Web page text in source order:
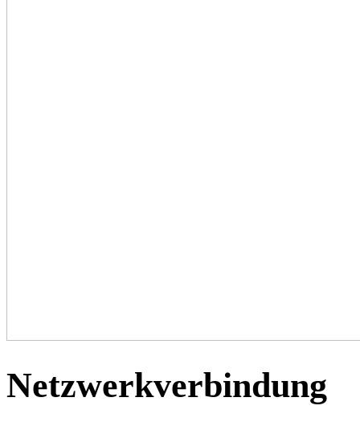
Netzwerkverbindung